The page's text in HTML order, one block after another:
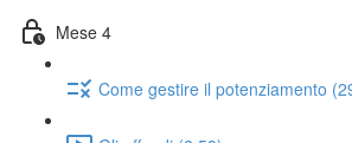
Mese 4
Come gestire il potenziamento